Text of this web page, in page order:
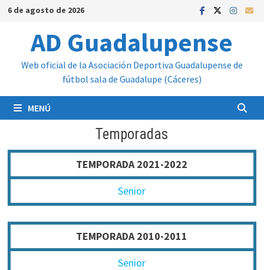
Saltar
contenido
6 de agosto de 2026
AD Guadalupense
Web oficial de la Asociación Deportiva Guadalupense de
fútbol sala de Guadalupe (Cáceres)
MENÚ
Temporadas
TEMPORADA 2021-2022
Senior
TEMPORADA 2010-2011
Senior